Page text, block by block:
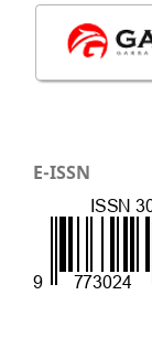
E-ISSN